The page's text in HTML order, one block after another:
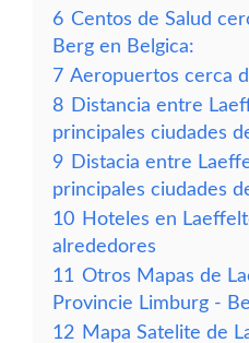
6 Centos de Salud
Berg en Belgica:
7 Aeropuertos cerca
8 Distancia entre
principales ciudades
9 Distacia entre
principales ciudades
10 Hoteles en
alrededores
11 Otros Mapas de
Provincie Limburg -
12 Mapa Satelite de